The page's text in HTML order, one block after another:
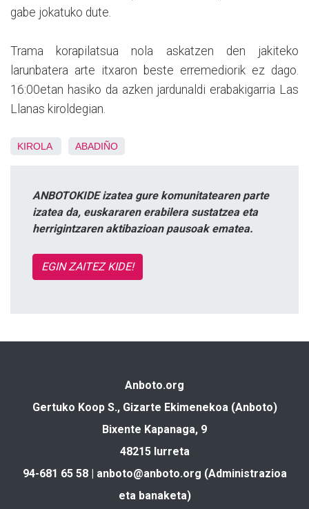
gabe jokatuko dute.
Trama korapilatsua nola askatzen den jakiteko
larunbatera arte itxaron beste erremediorik ez dago.
16:00etan hasiko da azken jardunaldi erabakigarria Las
Llanas kiroldegian.
KIROLA ABADIÑO
ANBOTOKIDE izatea gure komunitatearen parte
izatea da, euskararen erabilera sustatzea eta
herrigintzaren aktibazioan pausoak ematea.
EGIN ZAITEZ KIDE!
Anboto.org
Gertuko Koop S., Gizarte Ekimenekoa (Anboto)
Bixente Kapanaga, 9
48215 Iurreta
94-681 65 58 | anboto@anboto.org (Administrazioa
eta banaketa)